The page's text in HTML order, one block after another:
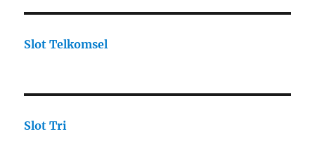
Slot Telkomsel
Slot Tri